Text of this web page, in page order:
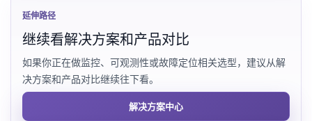
延伸路径
继续看解决方案和产品对比
如果你正在做监控、可观测性或故障定位相关选型，建议从解
决方案和产品对比继续往下看。
解决方案中心